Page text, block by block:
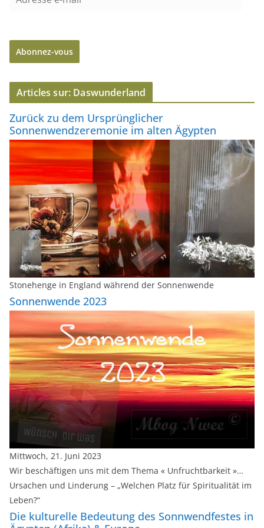
e
e
-
m
a
Abonnez-vous
Articles sur: Daswunderland
Zurück zu dem Ursprünglicher
Sonnenwendzeremonie im alten Ägypten
Stonehenge in England während der Sonnenwende
Sonnenwende 2023
Mittwoch, 21. Juni 2023
Wir beschäftigen uns mit dem Thema « Unfruchtbarkeit »…
Ursachen und Linderung – „Welchen Platz für Spiritualität im
Leben?“
Die kulturelle Bedeutung des Sonnwendfestes in